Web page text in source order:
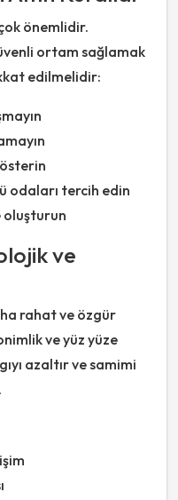
önemlidir.
ortam sağlamak
edilmelidir:
odaları tercih edin
oluşturun
ve
rahat ve özgür
ve yüz yüze
azaltır ve samimi